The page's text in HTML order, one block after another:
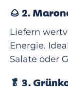
🌰 2.
Liefern
Energie.
Salate oder
🥬 3.